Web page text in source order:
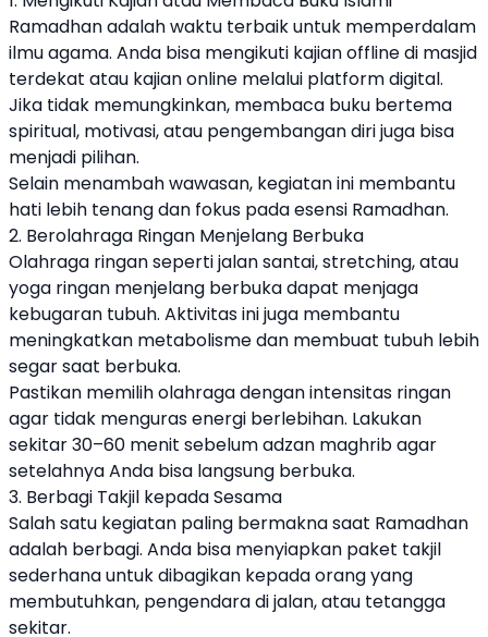
Ramadhan adalah waktu terbaik untuk memperdalam
ilmu agama. Anda bisa mengikuti kajian offline di masjid
terdekat atau kajian online melalui platform digital.
Jika tidak memungkinkan, membaca buku bertema
spiritual, motivasi, atau pengembangan diri juga bisa
menjadi pilihan.
Selain menambah wawasan, kegiatan ini membantu
hati lebih tenang dan fokus pada esensi Ramadhan.
2. Berolahraga Ringan Menjelang Berbuka
Olahraga ringan seperti jalan santai, stretching, atau
yoga ringan menjelang berbuka dapat menjaga
kebugaran tubuh. Aktivitas ini juga membantu
meningkatkan metabolisme dan membuat tubuh lebih
segar saat berbuka.
Pastikan memilih olahraga dengan intensitas ringan
agar tidak menguras energi berlebihan. Lakukan
sekitar 30–60 menit sebelum adzan maghrib agar
setelahnya Anda bisa langsung berbuka.
3. Berbagi Takjil kepada Sesama
Salah satu kegiatan paling bermakna saat Ramadhan
adalah berbagi. Anda bisa menyiapkan paket takjil
sederhana untuk dibagikan kepada orang yang
membutuhkan, pengendara di jalan, atau tetangga
sekitar.